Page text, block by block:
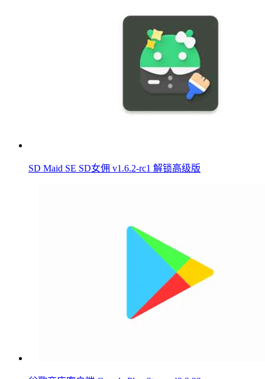
SD Maid SE SD女佣 v1.6.2-rc1 解锁高级版